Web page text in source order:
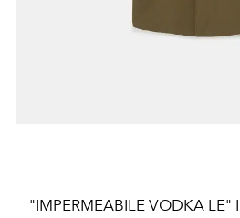
"IMPERMEABILE VODKA LE"